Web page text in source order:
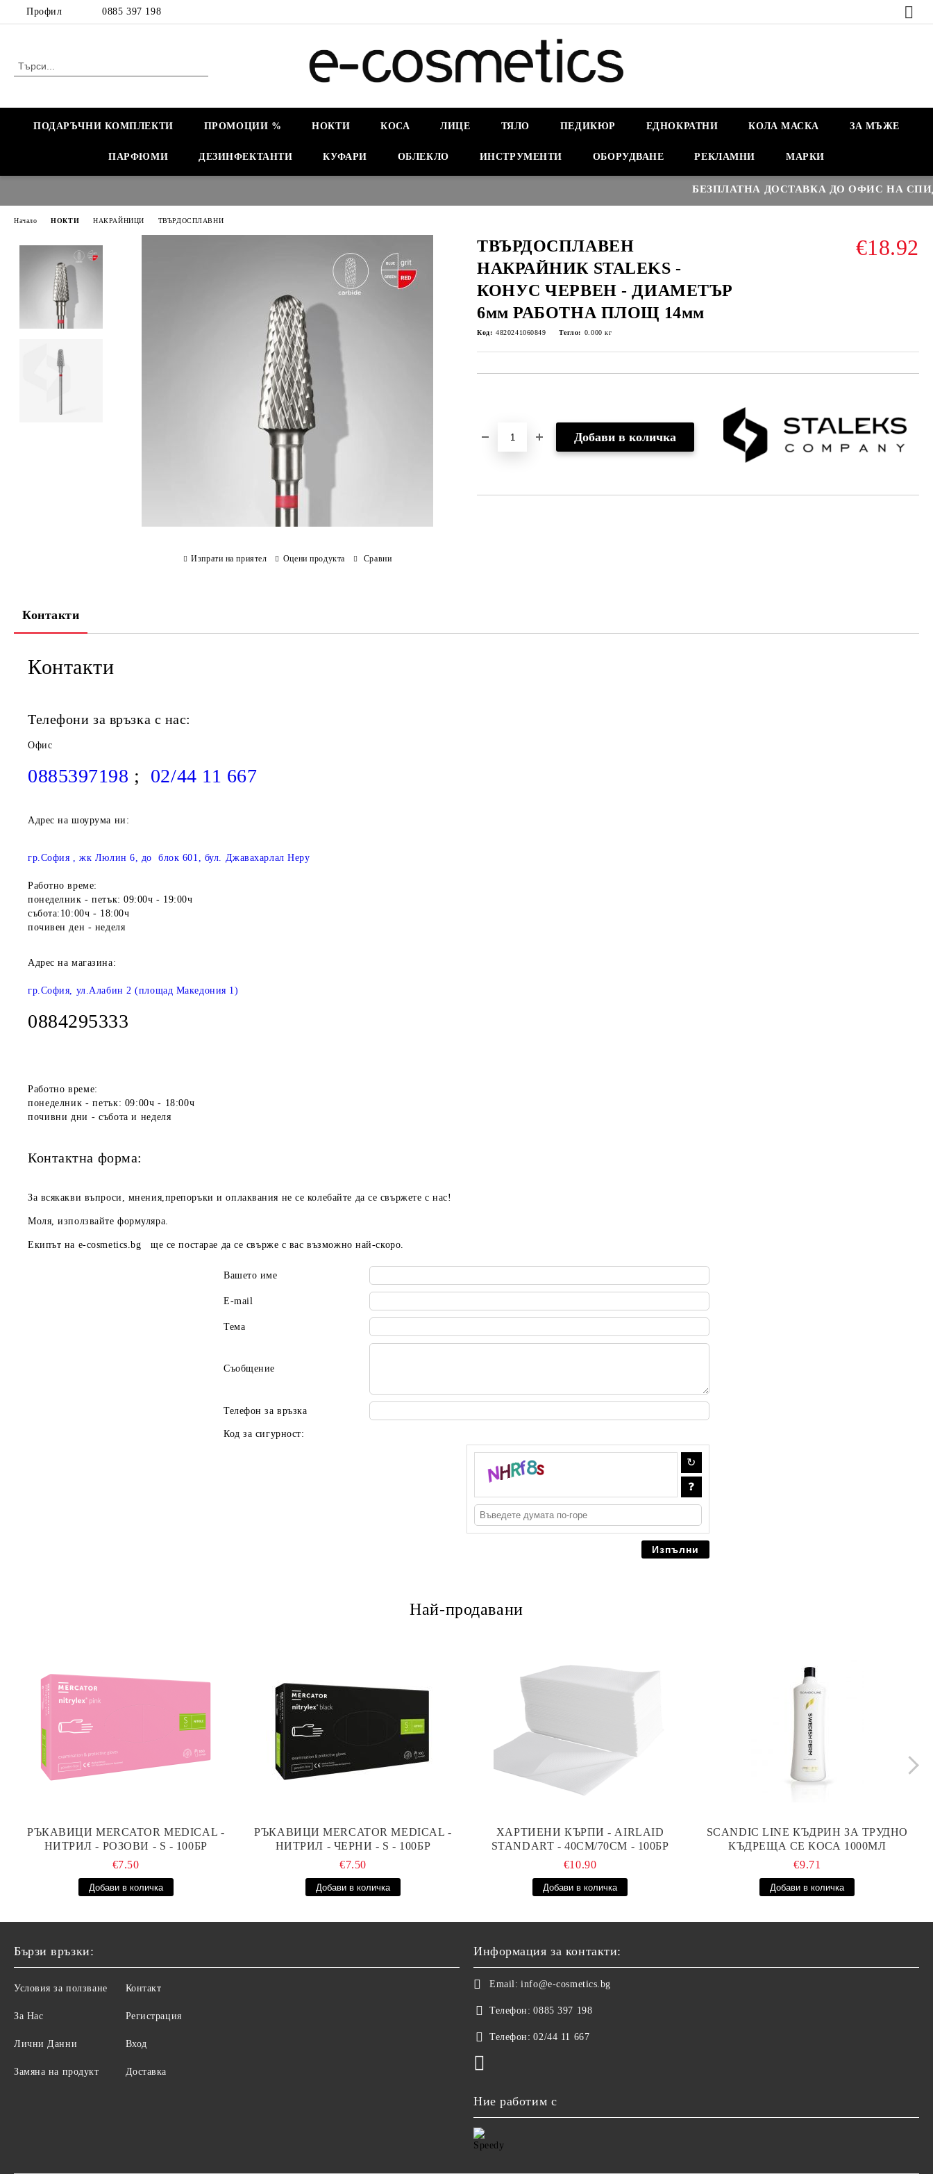
Профил 0885 397 198
ПОДАРЪЧНИ КОМПЛЕКТИ ПРОМОЦИИ % НОКТИ КОСА ЛИЦЕ ТЯЛО ПЕДИКЮР ЕДНОКРАТНИ КОЛА МАСКА ЗА МЪЖЕ
ПАРФЮМИ ДЕЗИНФЕКТАНТИ КУФАРИ ОБЛЕКЛО ИНСТРУМЕНТИ ОБОРУДВАНЕ РЕКЛАМНИ МАРКИ
БЕЗПЛАТНА ДОСТАВКА ДО ОФИС НА СПИДИ
Начало НОКТИ НАКРАЙНИЦИ ТВЪРДОСПЛАВНИ
ТВЪРДОСПЛАВЕН
НАКРАЙНИК STALEKS -
КОНУС ЧЕРВЕН - ДИАМЕТЪР
6мм РАБОТНА ПЛОЩ 14мм
€18.92
Код: 4820241060849 Тегло: 0.000 кг
Изпрати на приятел Оцени продукта Сравни
Контакти
Контакти
Телефони за връзка с нас:
Офис
0885397198 ; 02/44 11 667
Адрес на шоурума ни:
гр.София , жк Люлин 6, до блок 601, бул. Джавахарлал Неру
Работно време:
понеделник - петък: 09:00ч - 19:00ч
събота:10:00ч - 18:00ч
почивен ден - неделя
Адрес на магазина:
гр.София, ул.Алабин 2 (площад Македония 1)
0884295333
Работно време:
понеделник - петък: 09:00ч - 18:00ч
почивни дни - събота и неделя
Контактна форма:
За всякакви въпроси, мнения,препоръки и оплаквания не се колебайте да се свържете с нас!
Моля, използвайте формуляра.
Екипът на e-cosmetics.bg ще се постарае да се свърже с вас възможно най-скоро.
Вашето име
E-mail
Тема
Съобщение
Телефон за връзка
Код за сигурност:
Най-продавани
РЪКАВИЦИ MERCATOR MEDICAL -
НИТРИЛ - РОЗОВИ - S - 100БР
€7.50
РЪКАВИЦИ MERCATOR MEDICAL -
НИТРИЛ - ЧЕРНИ - S - 100БР
€7.50
ХАРТИЕНИ КЪРПИ - AIRLAID
STANDART - 40СМ/70СМ - 100БР
€10.90
SCANDIC LINE КЪДРИН ЗА ТРУДНО
КЪДРЕЩА СЕ КОСА 1000МЛ
€9.71
Бързи връзки:
Условия за ползване
За Нас
Лични Данни
Замяна на продукт
Контакт
Регистрация
Вход
Доставка
Информация за контакти:
Email: info@e-cosmetics.bg
Телефон: 0885 397 198
Телефон: 02/44 11 667
Ние работим с